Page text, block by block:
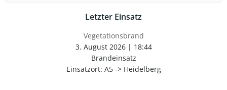
Letzter Einsatz
Vegetationsbrand
3. August 2026| 18:44
Brandeinsatz
Einsatzort: A5 -> Heidelberg